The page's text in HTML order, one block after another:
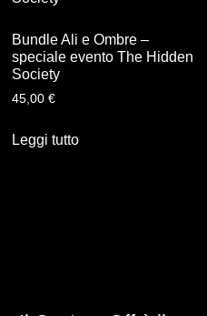
Bundle Ali e Ombre –
speciale evento The Hidden
Society
45,00 €
Leggi tutto